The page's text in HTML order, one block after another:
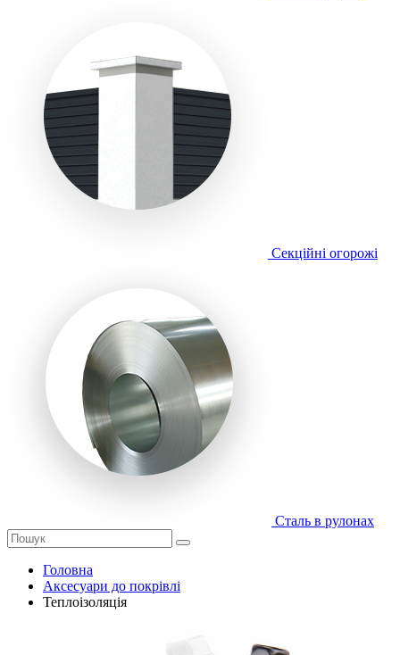
Секційні огорожі
Сталь в рулонах
Головна
Аксесуари до покрівлі
Теплоізоляція